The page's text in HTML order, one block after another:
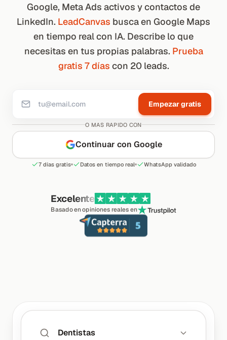
Google, Meta Ads activos y contactos de
LinkedIn. LeadCanvas busca en Google Maps
en tiempo real con IA. Describe lo que
necesitas en tus propias palabras. Prueba
gratis 7 días con 20 leads.
Empezar gratis
O MAS RAPIDO CON
Continuar con Google
7 días gratis Datos en tiempo real WhatsApp validado
Excelente
Basado en opiniones reales en
Dentistas